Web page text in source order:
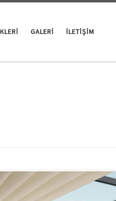
GALERI ILETIŞIM